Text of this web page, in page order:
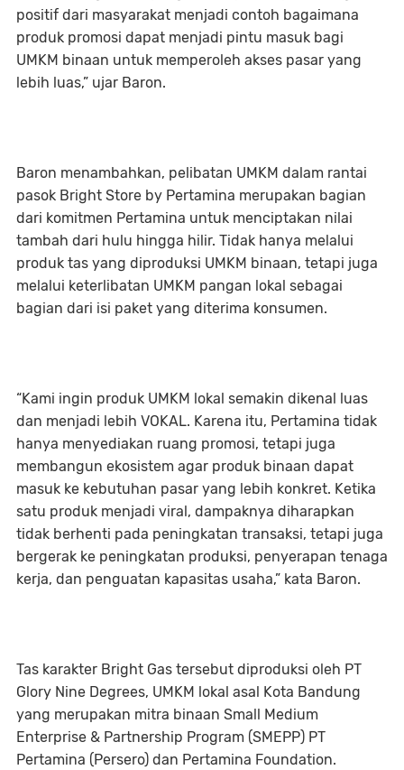
positif dari masyarakat menjadi contoh bagaimana
produk promosi dapat menjadi pintu masuk bagi
UMKM binaan untuk memperoleh akses pasar yang
lebih luas,” ujar Baron.
Baron menambahkan, pelibatan UMKM dalam rantai
pasok Bright Store by Pertamina merupakan bagian
dari komitmen Pertamina untuk menciptakan nilai
tambah dari hulu hingga hilir. Tidak hanya melalui
produk tas yang diproduksi UMKM binaan, tetapi juga
melalui keterlibatan UMKM pangan lokal sebagai
bagian dari isi paket yang diterima konsumen.
“Kami ingin produk UMKM lokal semakin dikenal luas
dan menjadi lebih VOKAL. Karena itu, Pertamina tidak
hanya menyediakan ruang promosi, tetapi juga
membangun ekosistem agar produk binaan dapat
masuk ke kebutuhan pasar yang lebih konkret. Ketika
satu produk menjadi viral, dampaknya diharapkan
tidak berhenti pada peningkatan transaksi, tetapi juga
bergerak ke peningkatan produksi, penyerapan tenaga
kerja, dan penguatan kapasitas usaha,” kata Baron.
Tas karakter Bright Gas tersebut diproduksi oleh PT
Glory Nine Degrees, UMKM lokal asal Kota Bandung
yang merupakan mitra binaan Small Medium
Enterprise & Partnership Program (SMEPP) PT
Pertamina (Persero) dan Pertamina Foundation.